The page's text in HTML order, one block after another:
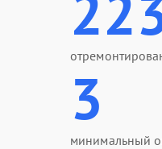
3
минимальный